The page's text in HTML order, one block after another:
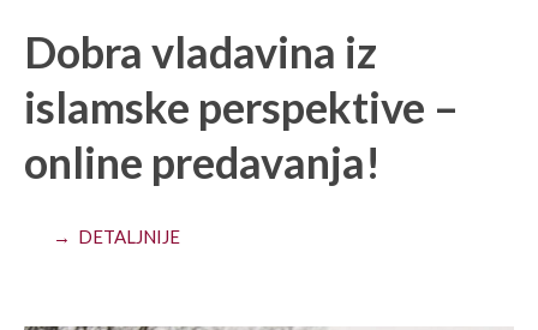
Dobra vladavina iz
islamske perspektive –
online predavanja!
→ DETALJNIJE